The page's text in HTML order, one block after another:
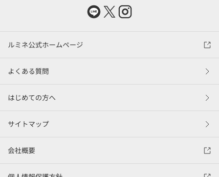
ルミネ公式ホームページ
よくある質問
はじめての方へ
サイトマップ
会社概要